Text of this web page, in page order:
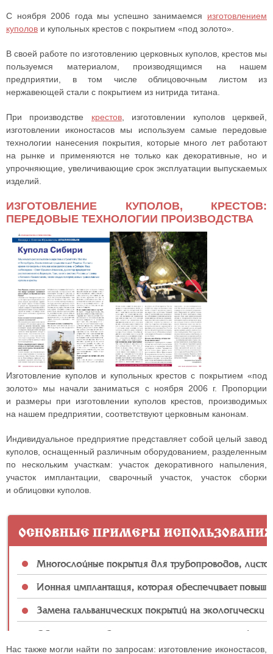
С ноября 2006 года мы успешно занимаемся изготовлением
куполов и купольных крестов с покрытием «под золото».
В своей работе по изготовлению церковных куполов, крестов мы
пользуемся материалом, производящимся на нашем
предприятии, в том числе облицовочным листом из
нержавеющей стали с покрытием из нитрида титана.
При производстве крестов, изготовлении куполов церквей,
изготовлении иконостасов мы используем самые передовые
технологии нанесения покрытия, которые много лет работают
на рынке и применяются не только как декоративные, но и
упрочняющие, увеличивающие срок эксплуатации выпускаемых
изделий.
ИЗГОТОВЛЕНИЕ КУПОЛОВ, КРЕСТОВ:
ПЕРЕДОВЫЕ ТЕХНОЛОГИИ ПРОИЗВОДСТВА
Изготовление куполов и купольных крестов с покрытием «под
золото» мы начали заниматься с ноября 2006 г. Пропорции
и размеры при изготовлении куполов крестов, производимых
на нашем предприятии, соответствуют церковным канонам.
Индивидуальное предприятие представляет собой целый завод
куполов, оснащенный различным оборудованием, разделенным
по нескольким участкам: участок декоративного напыления,
участок имплантации, сварочный участок, участок сборки
и облицовки куполов.
Нас также могли найти по запросам: изготовление иконостасов,